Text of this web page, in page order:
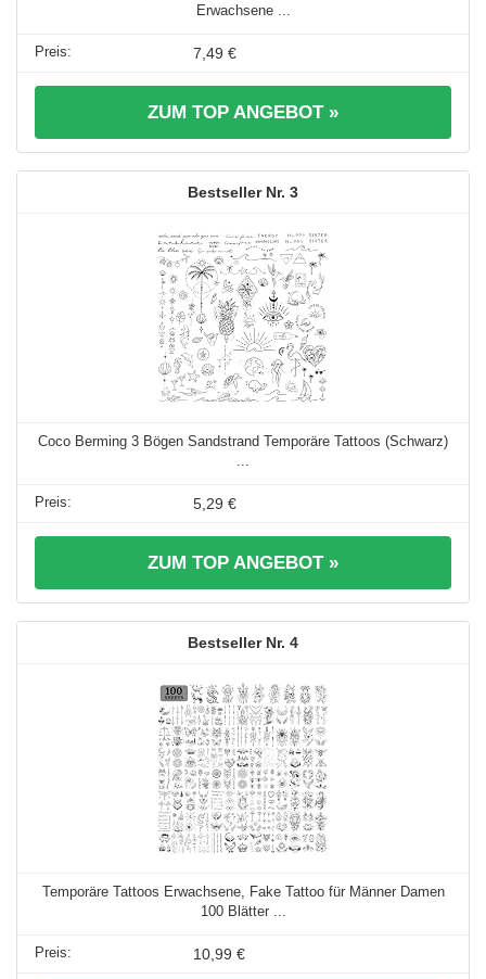
Erwachsene ...
7,49 €
ZUM TOP ANGEBOT »
3
Coco Berming 3 Bögen Sandstrand Temporäre Tattoos (Schwarz)
5,29 €
ZUM TOP ANGEBOT »
4
Temporäre Tattoos Erwachsene, Fake Tattoo für Männer Damen
100 Blätter ...
10,99 €